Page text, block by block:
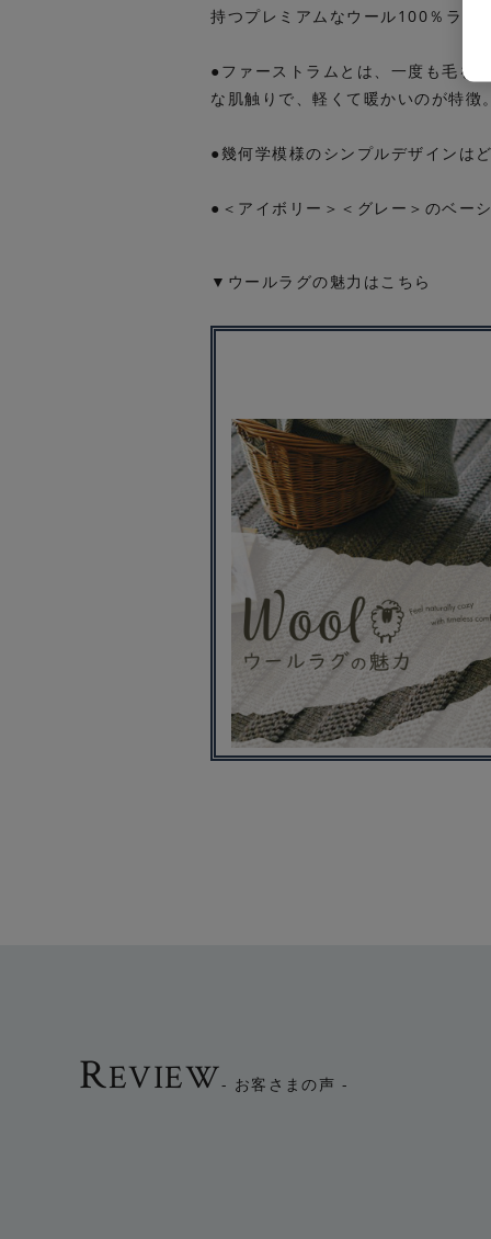
持つプレミアムなウール100％ラグ
●ファーストラムとは、一度も毛を
な肌触りで、軽くて暖かいのが特徴
●幾何学模様のシンプルデザインは
●＜アイボリー＞＜グレー＞のベー
▼ウールラグの魅力はこちら
REVIEW- お客さまの声 -